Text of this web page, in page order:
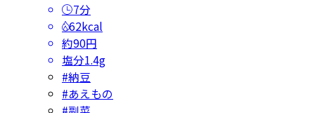
7分
62kcal
約90円
塩分1.4g
#納豆
#あえもの